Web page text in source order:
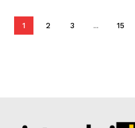
1 2 3 ... 15